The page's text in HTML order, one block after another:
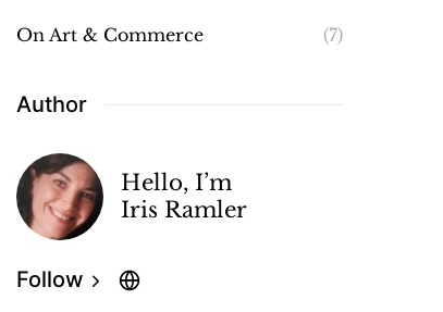
On Art & Commerce (7)
Author
Hello, I’m
Iris Ramler
Follow